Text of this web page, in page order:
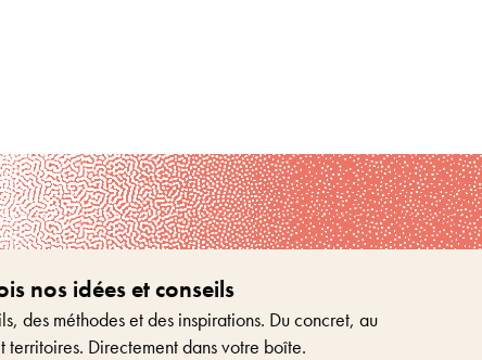
nos idées et conseils
des méthodes et des inspirations. Du concret, au
territoires. Directement dans votre boîte.